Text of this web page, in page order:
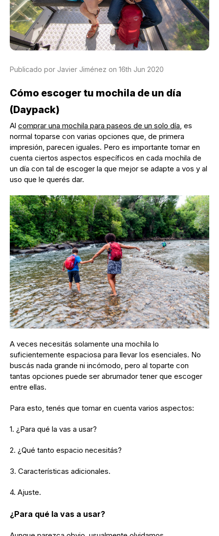
Publicado por Javier Jiménez on 16th Jun 2020
Cómo escoger tu mochila de un día
(Daypack)
Al comprar una mochila para paseos de un solo día, es
normal toparse con varias opciones que, de primera
impresión, parecen iguales. Pero es importante tomar en
cuenta ciertos aspectos específicos en cada mochila de
un día con tal de escoger la que mejor se adapte a vos y al
uso que le querés dar.
A veces necesitás solamente una mochila lo
suficientemente espaciosa para llevar los esenciales. No
buscás nada grande ni incómodo, pero al toparte con
tantas opciones puede ser abrumador tener que escoger
entre ellas.
Para esto, tenés que tomar en cuenta varios aspectos:
1. ¿Para qué la vas a usar?
2. ¿Qué tanto espacio necesitás?
3. Características adicionales.
4. Ajuste.
¿Para qué la vas a usar?